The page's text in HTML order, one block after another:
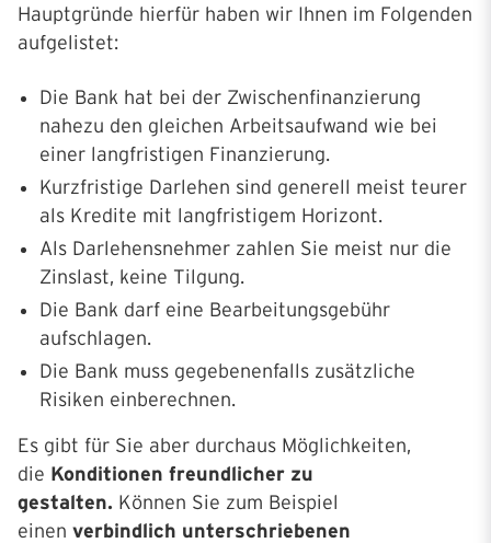
Hauptgründe hierfür haben wir Ihnen im Folgenden
aufgelistet:
Die Bank hat bei der Zwischenfinanzierung
nahezu den gleichen Arbeitsaufwand wie bei
einer langfristigen Finanzierung.
Kurzfristige Darlehen sind generell meist teurer
als Kredite mit langfristigem Horizont.
Als Darlehensnehmer zahlen Sie meist nur die
Zinslast, keine Tilgung.
Die Bank darf eine Bearbeitungsgebühr
aufschlagen.
Die Bank muss gegebenenfalls zusätzliche
Risiken einberechnen.
Es gibt für Sie aber durchaus Möglichkeiten,
die Konditionen freundlicher zu
gestalten. Können Sie zum Beispiel
einen verbindlich unterschriebenen